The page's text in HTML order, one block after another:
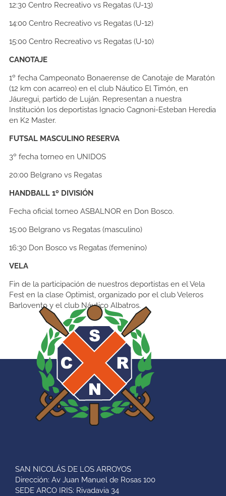
12:30 Centro Recreativo vs Regatas (U-13)
14:00 Centro Recreativo vs Regatas (U-12)
15:00 Centro Recreativo vs Regatas (U-10)
CANOTAJE
1º fecha Campeonato Bonaerense de Canotaje de Maratón
(12 km con acarreo) en el club Náutico El Timón, en
Jáuregui, partido de Luján. Representan a nuestra
Institución los deportistas Ignacio Cagnoni-Esteban Heredia
en K2 Master.
FUTSAL MASCULINO RESERVA
3º fecha torneo en UNIDOS
20:00 Belgrano vs Regatas
HANDBALL 1º DIVISIÓN
Fecha oficial torneo ASBALNOR en Don Bosco.
15:00 Belgrano vs Regatas (masculino)
16:30 Don Bosco vs Regatas (femenino)
VELA
Fin de la participación de nuestros deportistas en el Vela
Fest en la clase Optimist, organizado por el club Veleros
Barlovento y el club Náutico Albatros.
SAN NICOLÁS DE LOS ARROYOS
Dirección: Av Juan Manuel de Rosas 100
SEDE ARCO IRIS: Rivadavia 34